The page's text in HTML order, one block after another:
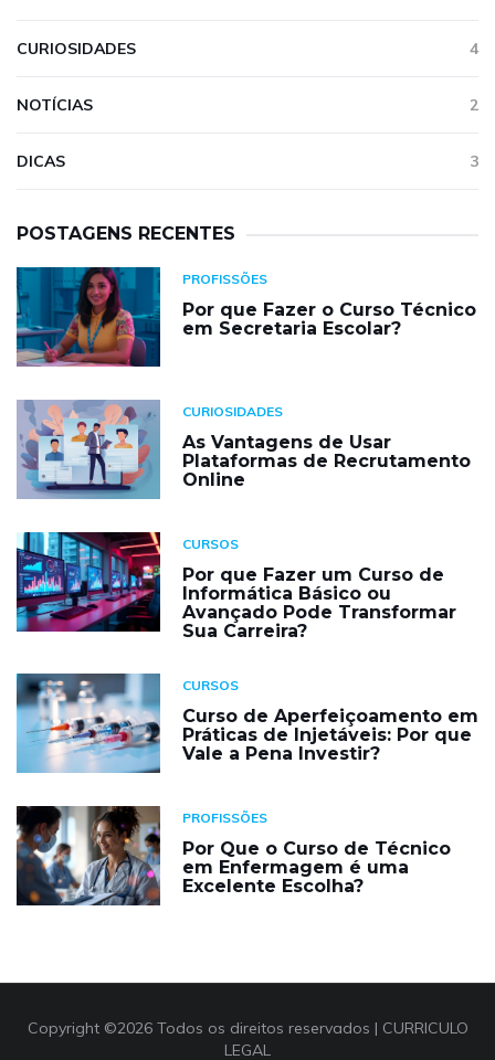
CURIOSIDADES 4
NOTÍCIAS 2
DICAS 3
POSTAGENS RECENTES
PROFISSÕES
Por que Fazer o Curso Técnico
em Secretaria Escolar?
CURIOSIDADES
As Vantagens de Usar
Plataformas de Recrutamento
Online
CURSOS
Por que Fazer um Curso de
Informática Básico ou
Avançado Pode Transformar
Sua Carreira?
CURSOS
Curso de Aperfeiçoamento em
Práticas de Injetáveis: Por que
Vale a Pena Investir?
PROFISSÕES
Por Que o Curso de Técnico
em Enfermagem é uma
Excelente Escolha?
Copyright ©2026 Todos os direitos reservados | CURRICULO
LEGAL